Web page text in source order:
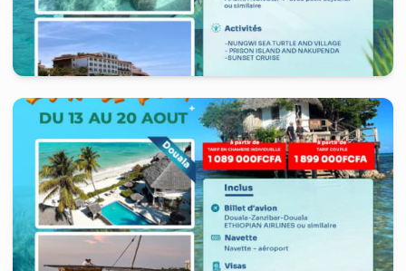
Tanzania, United Republic of -Zanzibar
7 jours
1 109 000 FCFA